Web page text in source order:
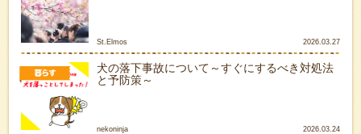
「2026年3月」の記事一覧
St.Elmos 2026.03.27
犬の落下事故について～すぐにするべき対処法
と予防策～
nekoninja 2026.03.24